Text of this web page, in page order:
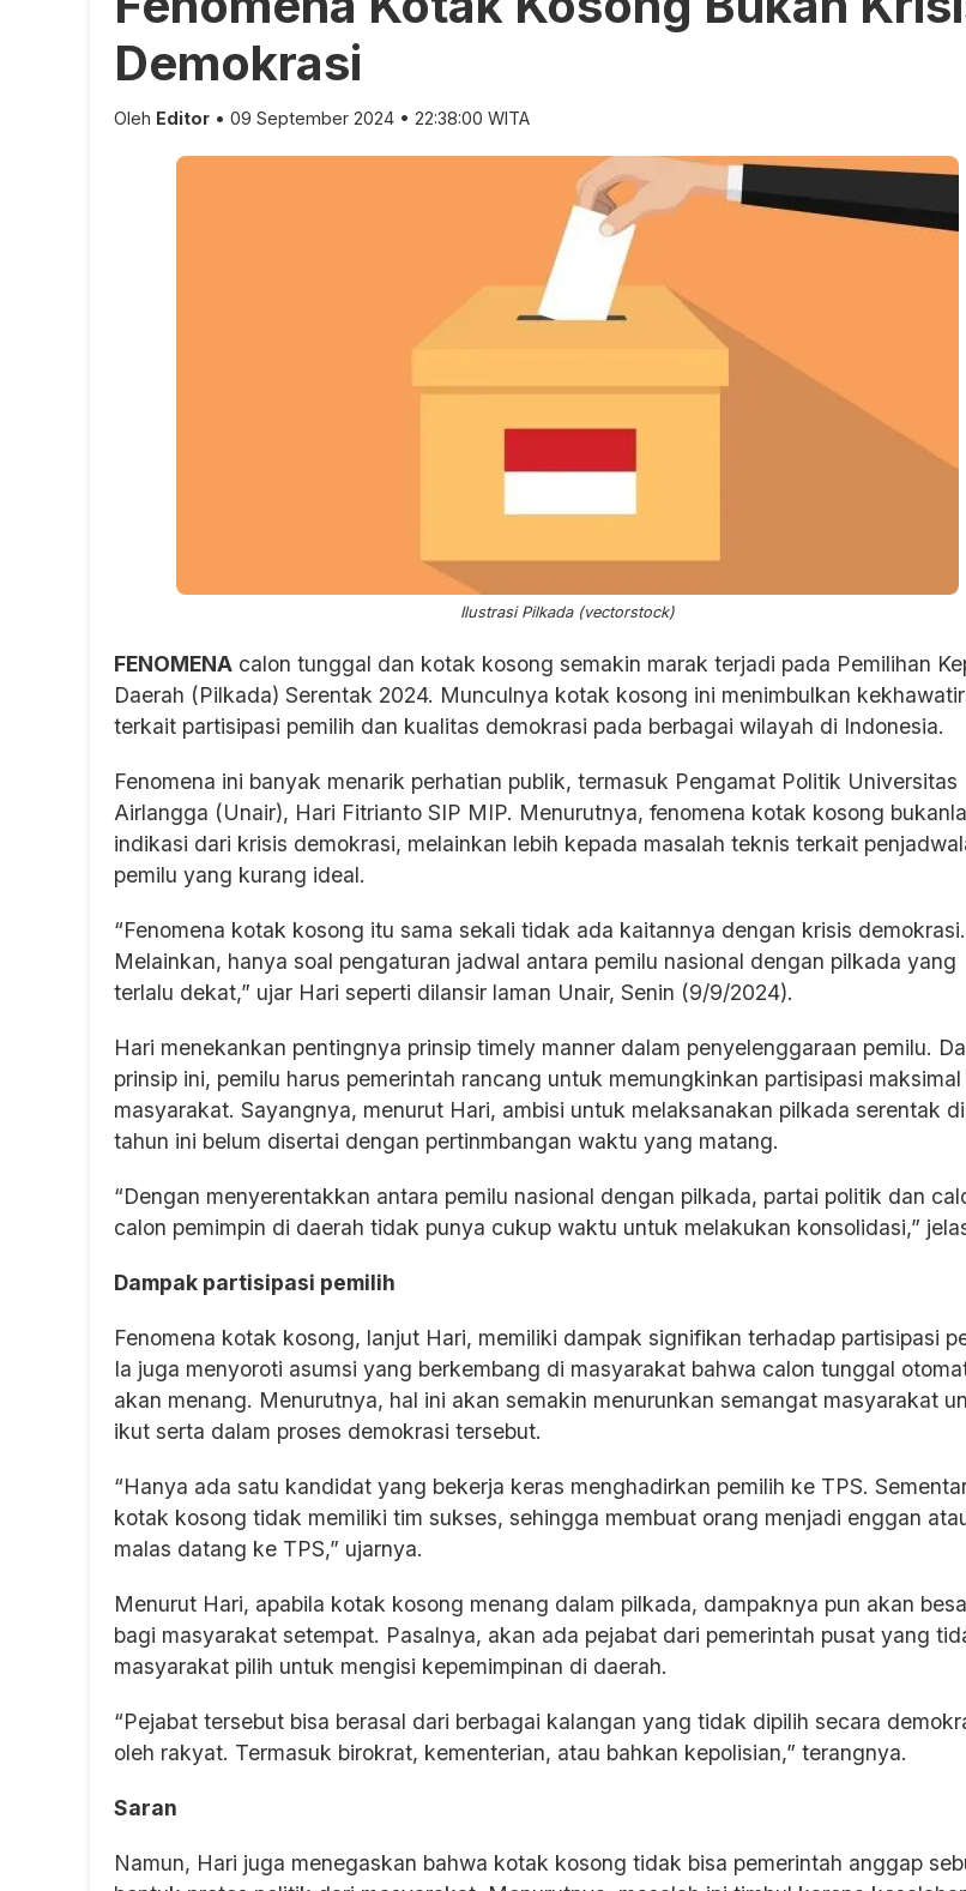
Demokrasi
Oleh Editor • 09 September 2024 • 22:38:00 WITA
Ilustrasi Pilkada (vectorstock)
FENOMENA calon tunggal dan kotak kosong semakin marak terjadi pada Pemilihan
Daerah (Pilkada) Serentak 2024. Munculnya kotak kosong ini menimbulkan
terkait partisipasi pemilih dan kualitas demokrasi pada berbagai wilayah di Indonesia.
Fenomena ini banyak menarik perhatian publik, termasuk Pengamat Politik Universitas
Airlangga (Unair), Hari Fitrianto SIP MIP. Menurutnya, fenomena kotak kosong
indikasi dari krisis demokrasi, melainkan lebih kepada masalah teknis terkait
pemilu yang kurang ideal.
“Fenomena kotak kosong itu sama sekali tidak ada kaitannya dengan krisis demokrasi.
Melainkan, hanya soal pengaturan jadwal antara pemilu nasional dengan pilkada yang
terlalu dekat,” ujar Hari seperti dilansir laman Unair, Senin (9/9/2024).
Hari menekankan pentingnya prinsip timely manner dalam penyelenggaraan pemilu.
prinsip ini, pemilu harus pemerintah rancang untuk memungkinkan partisipasi maksimal
masyarakat. Sayangnya, menurut Hari, ambisi untuk melaksanakan pilkada serentak di
tahun ini belum disertai dengan pertinmbangan waktu yang matang.
“Dengan menyerentakkan antara pemilu nasional dengan pilkada, partai politik dan
calon pemimpin di daerah tidak punya cukup waktu untuk melakukan konsolidasi,”
Dampak partisipasi pemilih
Fenomena kotak kosong, lanjut Hari, memiliki dampak signifikan terhadap partisipasi
Ia juga menyoroti asumsi yang berkembang di masyarakat bahwa calon tunggal
akan menang. Menurutnya, hal ini akan semakin menurunkan semangat masyarakat
ikut serta dalam proses demokrasi tersebut.
“Hanya ada satu kandidat yang bekerja keras menghadirkan pemilih ke TPS.
kotak kosong tidak memiliki tim sukses, sehingga membuat orang menjadi enggan
malas datang ke TPS,” ujarnya.
Menurut Hari, apabila kotak kosong menang dalam pilkada, dampaknya pun akan
bagi masyarakat setempat. Pasalnya, akan ada pejabat dari pemerintah pusat yang
masyarakat pilih untuk mengisi kepemimpinan di daerah.
“Pejabat tersebut bisa berasal dari berbagai kalangan yang tidak dipilih secara
oleh rakyat. Termasuk birokrat, kementerian, atau bahkan kepolisian,” terangnya.
Saran
Namun, Hari juga menegaskan bahwa kotak kosong tidak bisa pemerintah anggap